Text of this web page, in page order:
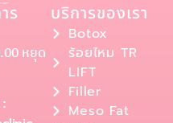
ร
หยุด
บริการของเรา
Botox
ร้อยไหม TR
LIFT
Filler
Meso Fat